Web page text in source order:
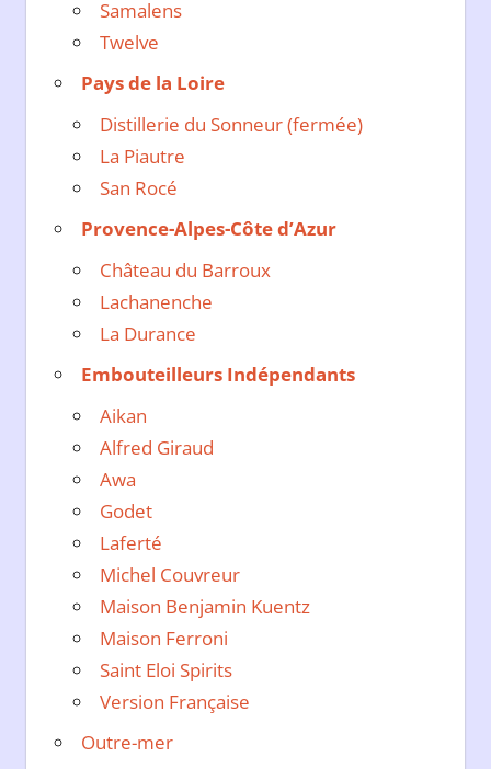
Samalens
Twelve
Pays de la Loire
Distillerie du Sonneur (fermée)
La Piautre
San Rocé
Provence-Alpes-Côte d’Azur
Château du Barroux
Lachanenche
La Durance
Embouteilleurs Indépendants
Aikan
Alfred Giraud
Awa
Godet
Laferté
Michel Couvreur
Maison Benjamin Kuentz
Maison Ferroni
Saint Eloi Spirits
Version Française
Outre-mer